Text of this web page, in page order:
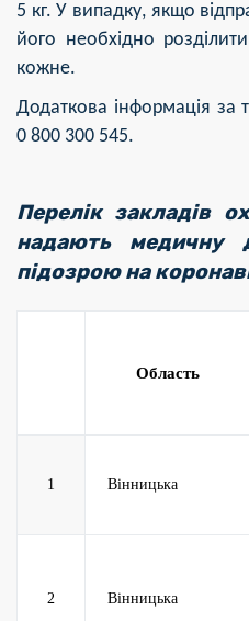
5 кг. У випадку, якщо
його необхідно
кожне.
Додаткова інформація за
0 800 300 545.
Перелік закладів
надають медичну
підозрою на
Область
1 Вінницька
2 Вінницька